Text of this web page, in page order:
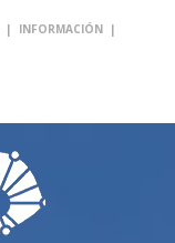
| INFORMACIÓN |